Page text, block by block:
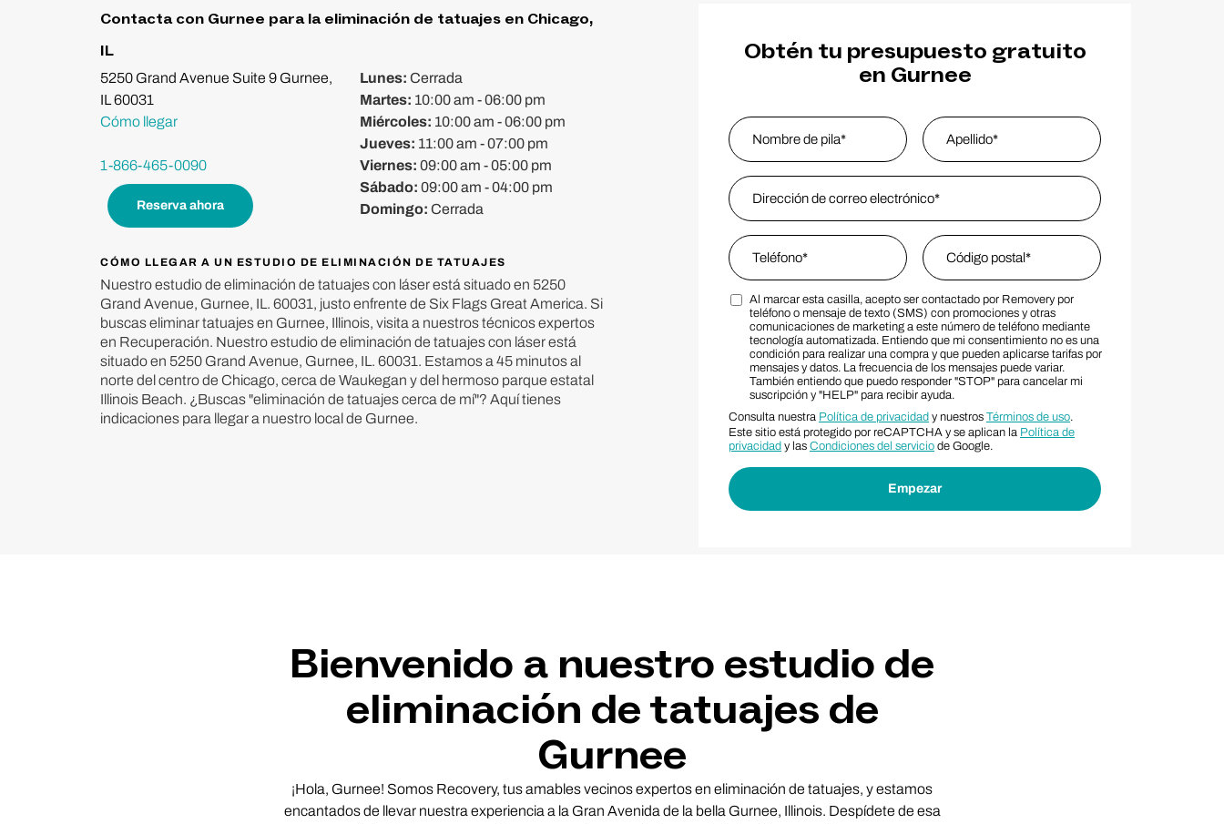
Contacta con Gurnee para la eliminación de tatuajes en Chicago,
IL
5250 Grand Avenue Suite 9 Gurnee,
IL 60031
Cómo llegar
1-866-465-0090
Reserva ahora
Lunes: Cerrada
Martes: 10:00 am - 06:00 pm
Miércoles: 10:00 am - 06:00 pm
Jueves: 11:00 am - 07:00 pm
Viernes: 09:00 am - 05:00 pm
Sábado: 09:00 am - 04:00 pm
Domingo: Cerrada
CÓMO LLEGAR A UN ESTUDIO DE ELIMINACIÓN DE TATUAJES
Nuestro estudio de eliminación de tatuajes con láser está situado en 5250
Grand Avenue, Gurnee, IL. 60031, justo enfrente de Six Flags Great America. Si
buscas eliminar tatuajes en Gurnee, Illinois, visita a nuestros técnicos expertos
en Recuperación. Nuestro estudio de eliminación de tatuajes con láser está
situado en 5250 Grand Avenue, Gurnee, IL. 60031. Estamos a 45 minutos al
norte del centro de Chicago, cerca de Waukegan y del hermoso parque estatal
Illinois Beach. ¿Buscas "eliminación de tatuajes cerca de mí"? Aquí tienes
indicaciones para llegar a nuestro local de Gurnee.
Obtén tu presupuesto gratuito
en Gurnee
Name
Nombre
Email Address
Phone Zip Code
Zip Code
Marketing SMS Consent Terms
Al marcar esta casilla, acepto ser contactado por Removery por
teléfono o mensaje de texto (SMS) con promociones y otras
comunicaciones de marketing a este número de teléfono mediante
tecnología automatizada. Entiendo que mi consentimiento no es una
condición para realizar una compra y que pueden aplicarse tarifas por
mensajes y datos. La frecuencia de los mensajes puede variar.
También entiendo que puedo responder "STOP" para cancelar mi
suscripción y "HELP" para recibir ayuda.
Consulta nuestra Política de privacidad y nuestros Términos de uso.
Este sitio está protegido por reCAPTCHA y se aplican la Política de
privacidad y las Condiciones del servicio de Google.
Bienvenido a nuestro estudio de
eliminación de tatuajes de
Gurnee
¡Hola, Gurnee! Somos Recovery, tus amables vecinos expertos en eliminación de tatuajes, y estamos
encantados de llevar nuestra experiencia a la Gran Avenida de la bella Gurnee, Illinois. Despídete de esa